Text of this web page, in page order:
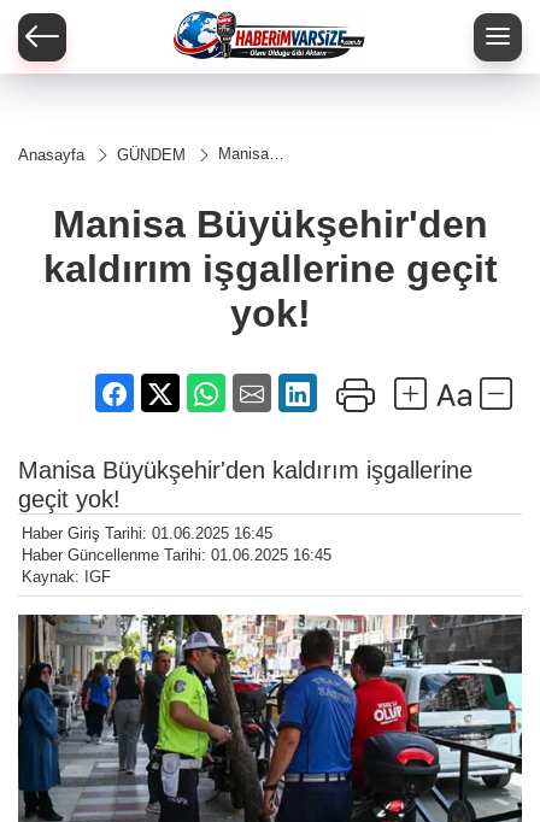
Anasayfa GÜNDEM
Manisa
işgallerine
geçit yok!
Manisa Büyükşehir'den
kaldırım işgallerine geçit
yok!
Manisa Büyükşehir'den kaldırım işgallerine
geçit yok!
Haber Giriş Tarihi: 01.06.2025 16:45
Haber Güncellenme Tarihi: 01.06.2025 16:45
Kaynak: IGF